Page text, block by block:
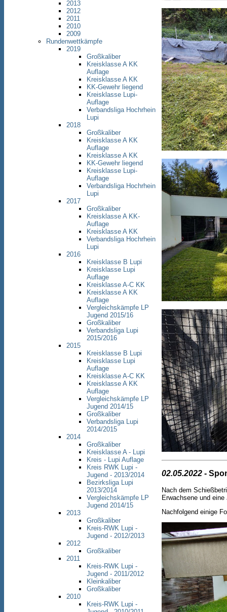
2013
2012
2011
2010
2009
Rundenwettkämpfe
2019
Großkaliber
Kreisklasse A KK
Auflage
Kreisklasse A KK
KK-Gewehr liegend
Kreisklasse Lupi-
Auflage
Verbandsliga Hochrhein
Lupi
2018
Großkaliber
Kreisklasse A KK
Auflage
Kreisklasse A KK
KK-Gewehr liegend
Kreisklasse Lupi-
Auflage
Verbandsliga Hochrhein
Lupi
2017
Großkaliber
Kreisklasse A KK-
Auflage
Kreisklasse A KK
Verbandsliga Hochrhein
Lupi
2016
Kreisklasse B Lupi
Kreisklasse Lupi
Auflage
Kreisklasse A-C KK
Kreisklasse A KK
Auflage
Vergleichskämpfe LP
Jugend 2015/16
Großkaliber
Verbandsliga Lupi
2015/2016
2015
Kreisklasse B Lupi
Kreisklasse Lupi
Auflage
Kreisklasse A-C KK
Kreisklasse A KK
Auflage
Vergleichskämpfe LP
Jugend 2014/15
Großkaliber
Verbandsliga Lupi
2014/2015
2014
Großkaliber
Kreisklasse A - Lupi
Kreis - Lupi Auflage
Kreis RWK Lupi -
Jugend - 2013/2014
Bezirksliga Lupi
2013/2014
Vergleichskämpfe LP
Jugend 2014/15
2013
Großkaliber
Kreis-RWK Lupi -
Jugend - 2012/2013
2012
Großkaliber
2011
Kreis-RWK Lupi -
Jugend - 2011/2012
Kleinkaliber
Großkaliber
2010
Kreis-RWK Lupi -
02.05.2022 -
Nach dem
Erwachsene und eine
Nachfolgend einige